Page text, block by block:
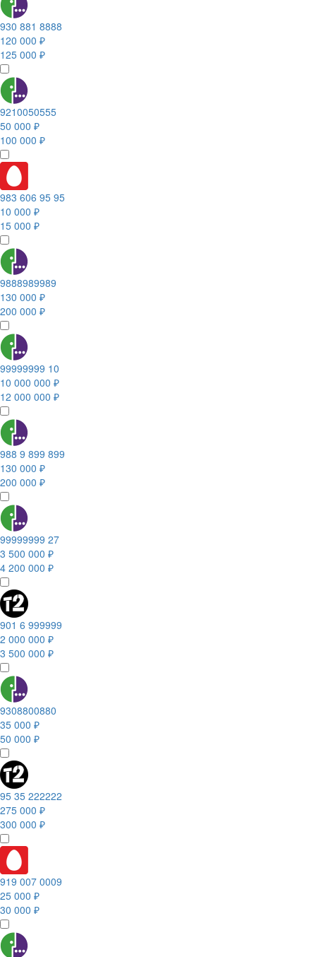
930 881 8888
120 000 ₽
125 000 ₽
9210050555
50 000 ₽
100 000 ₽
983 606 95 95
10 000 ₽
15 000 ₽
9888989989
130 000 ₽
200 000 ₽
99999999 10
10 000 000 ₽
12 000 000 ₽
988 9 899 899
130 000 ₽
200 000 ₽
99999999 27
3 500 000 ₽
4 200 000 ₽
901 6 999999
2 000 000 ₽
3 500 000 ₽
9308800880
35 000 ₽
50 000 ₽
95 35 222222
275 000 ₽
300 000 ₽
919 007 0009
25 000 ₽
30 000 ₽